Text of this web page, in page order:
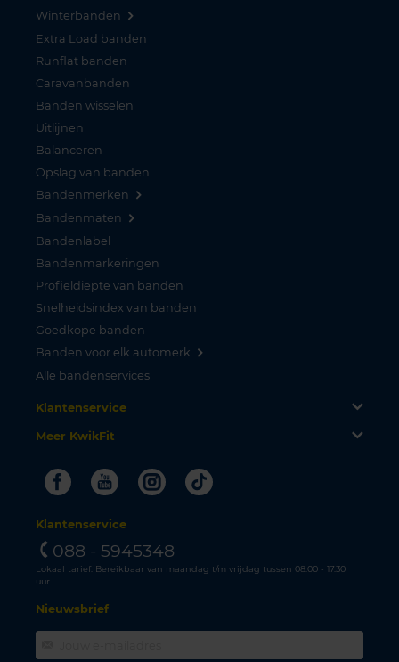
Winterbanden
Extra Load banden
Runflat banden
Caravanbanden
Banden wisselen
Uitlijnen
Balanceren
Opslag van banden
Bandenmerken
Bandenmaten
Bandenlabel
Bandenmarkeringen
Profieldiepte van banden
Snelheidsindex van banden
Goedkope banden
Banden voor elk automerk
Alle bandenservices
Klantenservice
Meer KwikFit
FacebookYoutubeInstagram
Tiktok
Klantenservice
088 - 5945348
Lokaal tarief. Bereikbaar van maandag t/m vrijdag tussen 08.00 - 17.30
uur.
Nieuwsbrief